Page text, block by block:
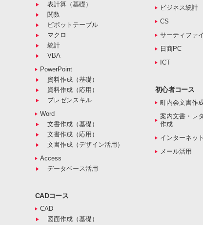
表計算（基礎）
関数
ピボットテーブル
マクロ
統計
VBA
PowerPoint
資料作成（基礎）
資料作成（応用）
プレゼンスキル
Word
文書作成（基礎）
文書作成（応用）
文書作成（デザイン活用）
Access
データベース活用
CADコース
CAD
図面作成（基礎）
ビジネス統計
CS
サーティファイ
日商PC
ICT
初心者コース
町内会文書作
案内文書・レ
作成
インターネッ
メール活用